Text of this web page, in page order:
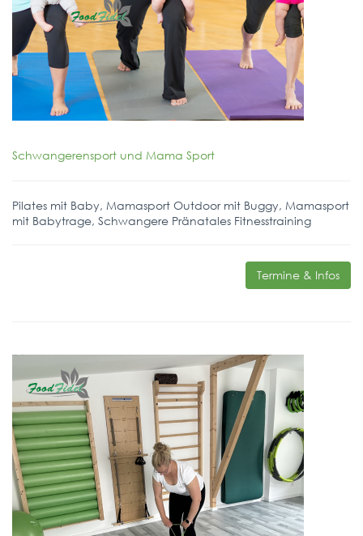
Schwangerensport und Mama Sport
Pilates mit Baby, Mamasport Outdoor mit Buggy, Mamasport
mit Babytrage, Schwangere Pränatales Fitnesstraining
Termine & Infos